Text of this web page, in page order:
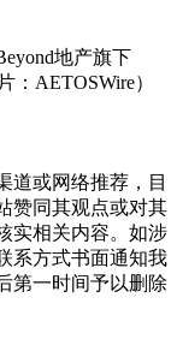
地产旗下
：AETOSWire）
道或网络推荐，目
赞同其观点或对其
实相关内容。如涉
系方式书面通知我
第一时间予以删除